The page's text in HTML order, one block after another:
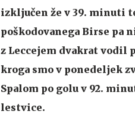
izključen že v 39. minuti
poškodovanega Birse pa
z Leccejem dvakrat vodil
kroga smo v ponedeljek
Spalom po golu v 92.
lestvice.